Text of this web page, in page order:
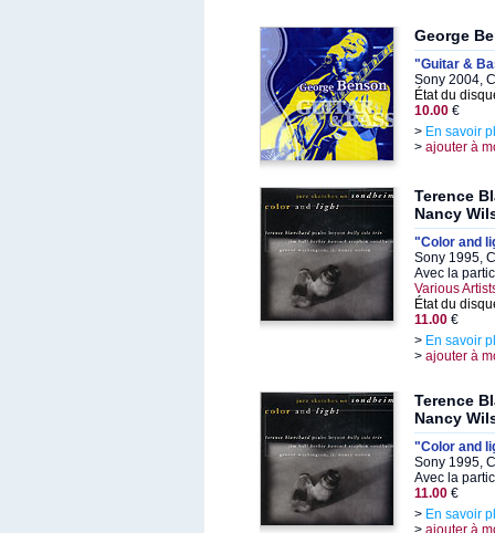
George
"Guitar &
Sony 2004,
État du
10.00 €
> En savoir
> ajouter à
Terence
Nancy
"Color and
Sony 1995,
Avec la
Various
État du
11.00 €
> En savoir
> ajouter à
Terence
Nancy
"Color and
Sony 1995,
Avec la
11.00 €
> En savoir
> ajouter à